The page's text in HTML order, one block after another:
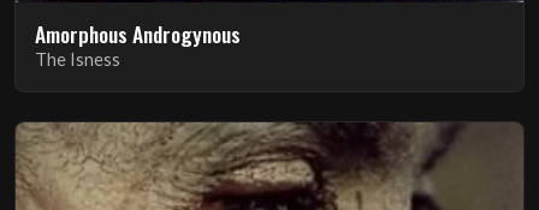
Amorphous Androgynous
The Isness